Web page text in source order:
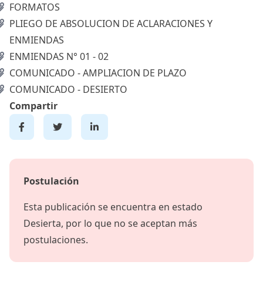
FORMATOS
PLIEGO DE ABSOLUCION DE ACLARACIONES Y
ENMIENDAS
ENMIENDAS N° 01 - 02
COMUNICADO - AMPLIACION DE PLAZO
COMUNICADO - DESIERTO
Compartir
Postulación
Esta publicación se encuentra en estado
Desierta, por lo que no se aceptan más
postulaciones.